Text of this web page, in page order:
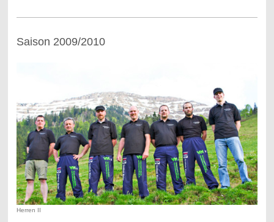
Saison 2009/2010
Herren II